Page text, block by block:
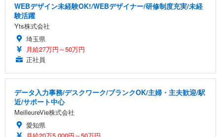
WEBデザイン未経験OK!/WEBデザイナー/研修制度充実/未経
験活躍
Yts株式会社
埼玉県
月給27万円～50万円
正社員
データ入力事務/デスクワーク/ブランクOK/主婦・主夫歓迎/駅
近/サポート中心
MeilleureVie株式会社
愛知県